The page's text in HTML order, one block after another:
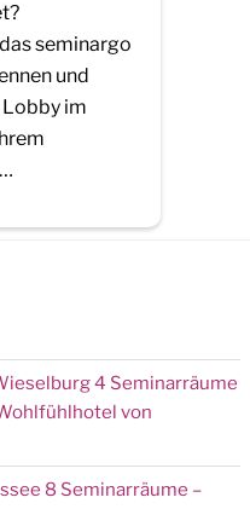
seminargo
und
im
4 Seminarräume
von
8 Seminarräume –